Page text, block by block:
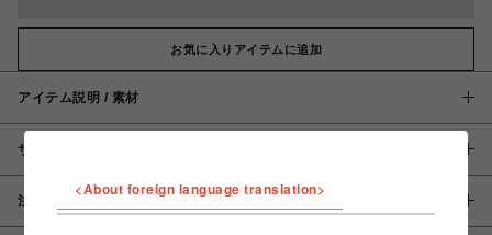
お気に入りアイテムに追加
アイテム説明 / 素材
サイズ
注意事項
<About foreign language translation>